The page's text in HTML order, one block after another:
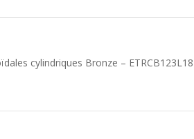
cylindriques Bronze – ETRCB123L18